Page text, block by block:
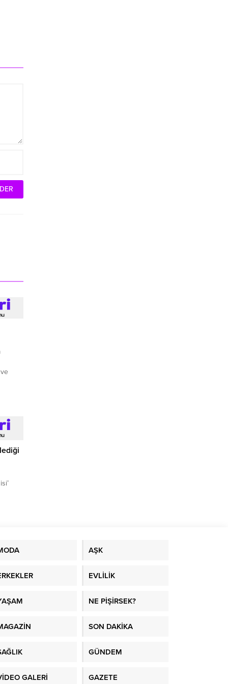
AŞK
EVLİLİK
NE PİŞİRSEK?
SON DAKİKA
GÜNDEM
GALERİ GAZETE